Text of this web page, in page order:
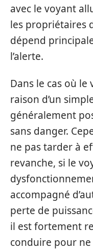
avec le voyant
les propriétaires
dépend
l’alerte.
Dans le cas où le
raison d’un
généralement
sans danger.
ne pas tarder à
revanche, si le
accompagné
perte de
il est fortement
conduire pour ne